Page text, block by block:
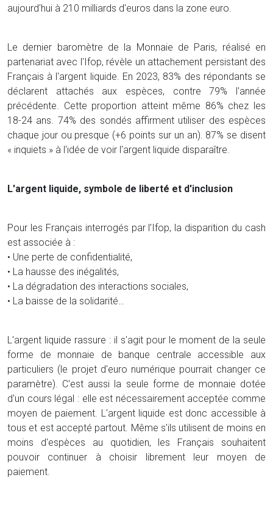
aujourd'hui à 210 milliards d'euros dans la zone euro.
Le dernier baromètre de la Monnaie de Paris, réalisé en
partenariat avec l'Ifop, révèle un attachement persistant des
Français à l'argent liquide. En 2023, 83% des répondants se
déclarent attachés aux espèces, contre 79% l'année
précédente. Cette proportion atteint même 86% chez les
18-24 ans. 74% des sondés affirment utiliser des espèces
chaque jour ou presque (+6 points sur un an). 87% se disent
« inquiets » à l'idée de voir l'argent liquide disparaître.
L'argent liquide, symbole de liberté et d'inclusion
Pour les Français interrogés par l'Ifop, la disparition du cash
est associée à :
• Une perte de confidentialité,
• La hausse des inégalités,
• La dégradation des interactions sociales,
• La baisse de la solidarité…
L'argent liquide rassure : il s'agit pour le moment de la seule
forme de monnaie de banque centrale accessible aux
particuliers (le projet d'euro numérique pourrait changer ce
paramètre). C'est aussi la seule forme de monnaie dotée
d'un cours légal : elle est nécessairement acceptée comme
moyen de paiement. L'argent liquide est donc accessible à
tous et est accepté partout. Même s'ils utilisent de moins en
moins d'espèces au quotidien, les Français souhaitent
pouvoir continuer à choisir librement leur moyen de
paiement.